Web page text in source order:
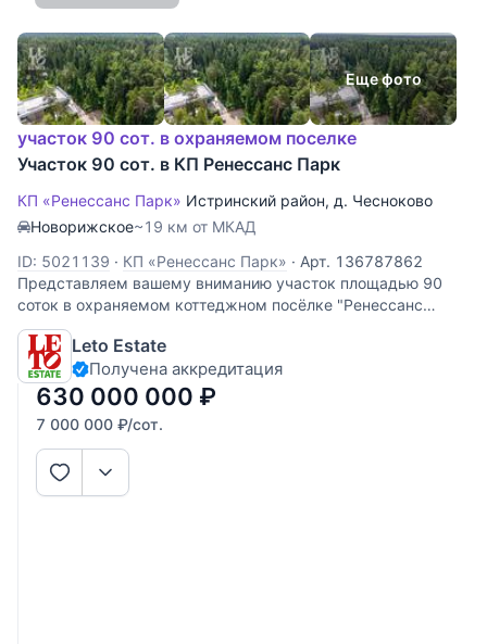
Еще фото
участок 90 сот. в охраняемом поселке
Участок 90 сот. в КП Ренессанс Парк
КП «Ренессанс Парк» Истринский район, д. Чесноково
Новорижское~19 км от МКАД
ID: 5021139 · КП «Ренессанс Парк» · Арт. 136787862
Представляем вашему вниманию участок площадью 90
соток в охраняемом коттеджном посёлке "Ренессанс
парк", расположенном в 19 км от МКАД по Новорижскому
шоссе. Участок правильной формы, хорошо освещен. Все
коммуникации в поселке -
Leto Estate
Получена аккредитация
630 000 000 ₽
7 000 000 ₽/сот.